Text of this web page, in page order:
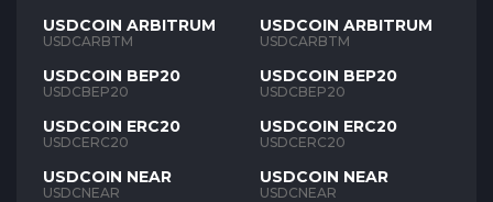
USDCOIN ARBITRUM
USDCARBTM
USDCOIN BEP20
USDCBEP20
USDCOIN ERC20
USDCERC20
USDCOIN NEAR
USDCNEAR
USDCOIN ARBITRUM
USDCARBTM
USDCOIN BEP20
USDCBEP20
USDCOIN ERC20
USDCERC20
USDCOIN NEAR
USDCNEAR